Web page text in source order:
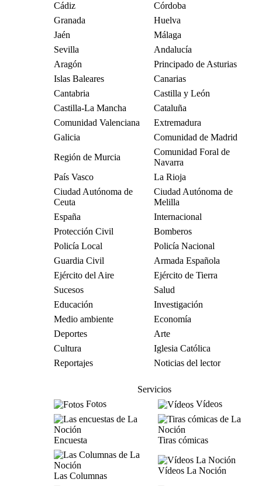
Cádiz
Córdoba
Granada
Huelva
Jaén
Málaga
Sevilla
Andalucía
Aragón
Principado de Asturias
Islas Baleares
Canarias
Cantabria
Castilla y León
Castilla-La Mancha
Cataluña
Comunidad Valenciana
Extremadura
Galicia
Comunidad de Madrid
Región de Murcia
Comunidad Foral de
Navarra
País Vasco
La Rioja
Ciudad Autónoma de
Ceuta
Ciudad Autónoma de
Melilla
España
Internacional
Protección Civil
Bomberos
Policía Local
Policía Nacional
Guardia Civil
Armada Española
Ejército del Aire
Ejército de Tierra
Sucesos
Salud
Educación
Investigación
Medio ambiente
Economía
Deportes
Arte
Cultura
Iglesia Católica
Reportajes
Noticias del lector
Servicios
Fotos
Vídeos
Encuesta Tiras cómicas
Las Columnas
Vídeos La Noción